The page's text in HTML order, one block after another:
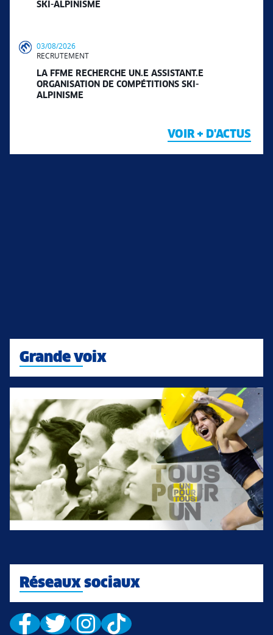
SKI-ALPINISME
03/08/2026
RECRUTEMENT
LA FFME RECHERCHE UN.E ASSISTANT.E
ORGANISATION DE COMPÉTITIONS SKI-
ALPINISME
VOIR + D'ACTUS
Grande voix
Réseaux sociaux